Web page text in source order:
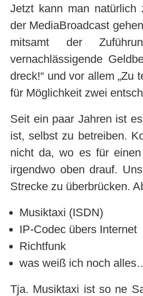
Jetzt kann man
der MediaBroadcast
mitsamt der
vernachlässigende
dreck!“ und vor allem „Zu
für Möglichkeit zwei
Seit ein paar Jahren ist
ist, selbst zu betreiben.
nicht da, wo es für
irgendwo oben drauf.
Strecke zu überbrücken.
Musiktaxi (ISDN)
IP-Codec übers Internet
Richtfunk
was weiß ich noch
Tja. Musiktaxi ist so ne